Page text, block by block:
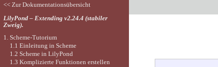
<< Zur Dokumentationsübersicht
LilyPond – Extending v2.24.4 (stabiler
Zweig).
1. Scheme-Tutorium
1.1 Einleitung in Scheme
1.2 Scheme in LilyPond
1.3 Komplizierte Funktionen erstellen